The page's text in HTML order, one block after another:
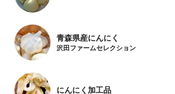
青森県産にんにく
沢田ファームセレクション
にんにく加工品